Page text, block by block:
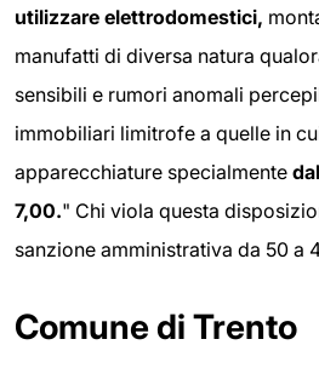
utilizzare elettrodomestici,
manufatti di diversa natura
sensibili e rumori anomali
immobiliari limitrofe a quelle in
apparecchiature specialmente
7,00." Chi viola questa
sanzione amministrativa da 50 a
Comune di Trento